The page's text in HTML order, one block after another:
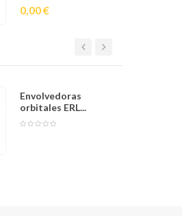
Precio
0,00 €
Envolvedoras
orbitales ERL...